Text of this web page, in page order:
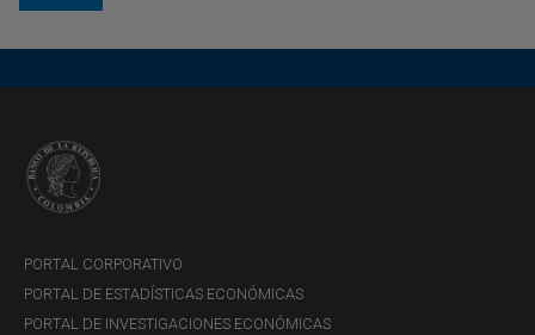
PORTAL CORPORATIVO
PORTAL DE ESTADÍSTICAS ECONÓMICAS
PORTAL DE INVESTIGACIONES ECONÓMICAS